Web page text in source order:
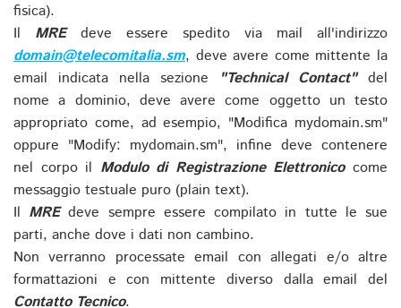
fisica).
Il MREdeve essere spedito via mail all'indirizzo
domain@telecomitalia.sm, deve avere come mittente la
email indicata nella sezione
"Technical Contact"del
nome a dominio, deve avere come oggetto un testo
appropriato come, ad esempio, "Modifica mydomain.sm"
oppure "Modify: mydomain.sm", infine deve contenere
nel corpo il Modulo di Registrazione Elettronicocome
messaggio testuale puro (plain text).
Il MREdeve sempre essere compilato in tutte le sue
parti, anche dove i dati non cambino.
Non verranno processate email con allegati e/o altre
formattazioni e con mittente diverso dalla email del
Contatto Tecnico.